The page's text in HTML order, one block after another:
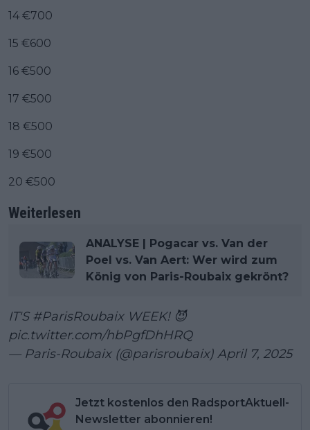
14 €700
15 €600
16 €500
17 €500
18 €500
19 €500
20 €500
Weiterlesen
ANALYSE | Pogacar vs. Van der
Poel vs. Van Aert: Wer wird zum
König von Paris-Roubaix gekrönt?
IT'S #ParisRoubaixWEEK! 😈
pic.twitter.com/hbPgfDhHRQ
— Paris-Roubaix (@parisroubaix) April 7, 2025
Jetzt kostenlos den RadsportAktuell-
Newsletter abonnieren!